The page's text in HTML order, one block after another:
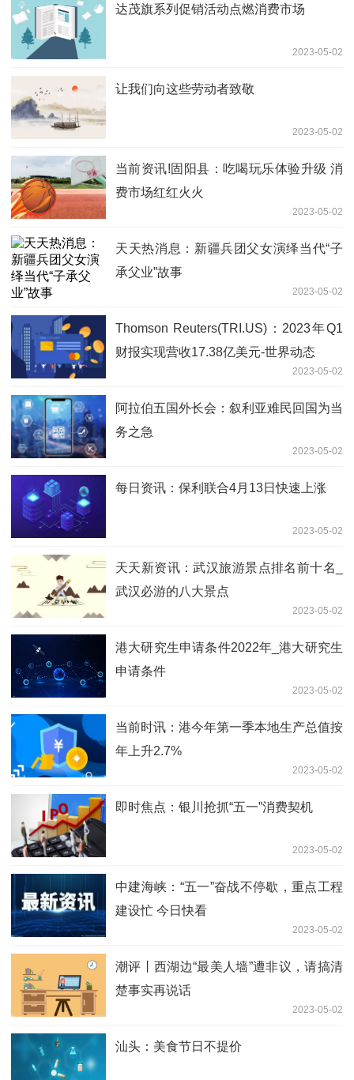
达茂旗系列促销活动点燃消费市场
2023-05-02
让我们向这些劳动者致敬
2023-05-02
当前资讯!固阳县：吃喝玩乐体验升级 消
费市场红红火火
2023-05-02
天天热消息：新疆兵团父女演绎当代“子
承父业”故事
2023-05-02
Thomson Reuters(TRI.US)：2023年Q1
财报实现营收17.38亿美元-世界动态
2023-05-02
阿拉伯五国外长会：叙利亚难民回国为当
务之急
2023-05-02
每日资讯：保利联合4月13日快速上涨
2023-05-02
天天新资讯：武汉旅游景点排名前十名_
武汉必游的八大景点
2023-05-02
港大研究生申请条件2022年_港大研究生
申请条件
2023-05-02
当前时讯：港今年第一季本地生产总值按
年上升2.7%
2023-05-02
即时焦点：银川抢抓“五一”消费契机
2023-05-02
中建海峡：“五一”奋战不停歇，重点工程
建设忙 今日快看
2023-05-02
潮评丨西湖边“最美人墙”遭非议，请搞清
楚事实再说话
2023-05-02
汕头：美食节日不提价